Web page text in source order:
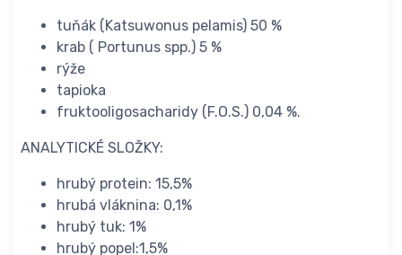
tuňák (Katsuwonus pelamis) 50 %
krab ( Portunus spp.) 5 %
rýže
tapioka
fruktooligosacharidy (F.O.S.) 0,04 %.
ANALYTICKÉ SLOŽKY:
hrubý protein: 15,5%
hrubá vláknina: 0,1%
hrubý tuk: 1%
hrubý popel:1,5%